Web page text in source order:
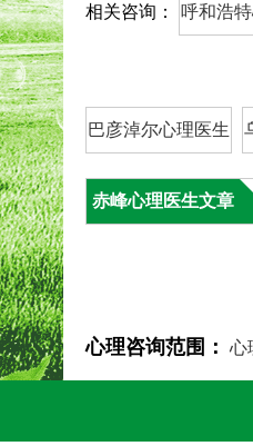
相关咨询： 呼和浩
巴彦淖尔心理医生
赤峰心理医生文章
心理咨询范围： 心